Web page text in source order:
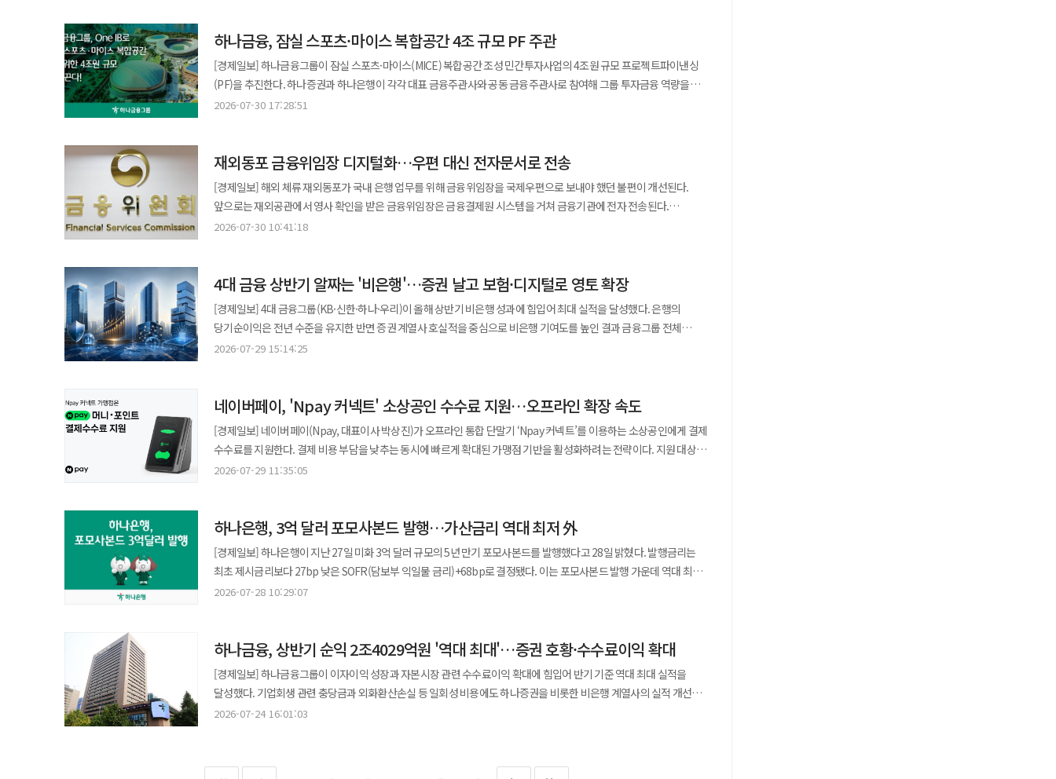
만들어내는 것이 무엇보다 중요하다"고 말했다. 이어 "하반기에는 청년, 소상공인, 취약계층에 대한 금융 지원의
실효성을 한층 극대화하고 하나금융의 진정성 있는 손님 중심 철학을 바탕으로 포용금융의 그룹 내재화 및 흔들림 없는
실행력 강화에 모든 역량을 집중하겠다"고 덧붙였다.
인프라를 활용한 기술·서비스 실증, 임직원과의 일대일 멘토링 기회가 제공된다. 토스뱅크는 중저신용자 대출 비중을
34%대로 유지하고 있으며 지난 5월 펀드 판매를 위한 금융투자업 본인가를 획득했다. 이번 프로그램을 통해
포용금융과 자산관리 등 주요 사업 분야에서 스타트업과 협업을 확대할 계획이다. 이번 프로그램에는 토스뱅크와 함께
△한국평가데이터 △현대홈쇼핑 △DB손해보험 △LG화학 등이 참여한다. 모집 기간은 오는 30일까지다. 토스뱅크
관계자는 "지난해보다 넓은 분야에서 스타트업과 협업을 추진할 계획"이라며 "유망 스타트업과 상생하며 실질적인
프로그램을 운영하며 취약계층 아동 3684명에게 총 6억원을 지원했다. 올해 사업이 마무리되면 누적 참여 인원은
4600명을 넘어설 전망이다. 이번 사업에는 코레일 철도공익복지재단과 초록우산, 전주한지협동조합이 함께 참여한다.
신협재단은 사업 기획과 운영비를 지원하고 코레일 철도공익복지재단은 열차 전용칸을 제공한다. 초록우산은 참여
아동 선정과 사례관리를, 전주한지협동조합은 전통문화 체험 프로그램 운영을 맡는다. 신협재단은 전주한지와
전통문화를 직접 보고 느끼며 또래 친구들과 소중한 추억을 쌓길 바란다"며 "앞으로도 미래세대의 건강한 성장을 돕는
실질적인 지원을 지속하겠다"고 말했다. ◆ 하나은행, 농어업인 대상 '하나 농어업인 우대통장' 출시 하나은행이 외국인
근로자를 고용 중인 농어업 경영주를 위한 ‘하나 농어업인 우대통장’을 출시했다고 31일 밝혔다. 이번 상품은 농어업에
2.0% 금리를 적용한다. 우대금리는 매일 최종 잔액 가운데 200만원 이하 금액에 적용된다. 하나은행은 농어업인과
외국인 고객의 금융 접근성을 높이기 위해 '움직이는 하나은행' 외국인 전용 서비스도 운영한다. 이정현 하나은행
외환사업단 상무는 "고령화와 인력 부족으로 어려움을 겪는 농어업 경영주에게 외국인 근로자 고용은 생존과 직결된
문제"라며 "이번 상품을 통해 농어업 경영주에게 실질적인 도움을 드리고 포용금융과 상생을 지속 실천해 나가겠다"고
말했다.
이상과 60개월 만기 상품은 연 2.15%에서 2.40%로 오른다. '369정기예금'의 12개월 만기 금리는 연 2.20%에서
2.45%로 0.25%p 인상된다. '행복Knowhow 연금예금' 금리도 오른다. 1년 만기 상품은 연 2.20%에서 2.45%로,
2년과 3년 만기 상품은 각각 연 2.30%에서 2.55%로 상향된다. '고단위플러스'와 일반 정기예금 기본금리도 가입
기간과 이자 지급 방식에 따라 각각 0.25%p 오른다. 시장성 예금인 표지어음 금리도 0.25%p씩 인상된다. 90일 미만
상품은 연 1.80%에서 2.05%로, 365일 상품은 2.10%에서 2.35%로 조정된다. 적립식 예금 금리는 상품별로
따라 0.20~0.30%p 인상된다. 7개월 이상 13개월 미만 상품은 연 1.50%에서 1.80%로, 13개월 이상 25개월 미만
상품은 1.60%에서 1.90%로 조정된다.
하나금융, 잠실 스포츠·마이스 복합공간 4조 규모 PF 주관
[경제일보] 하나금융그룹이 잠실 스포츠·마이스(MICE) 복합공간 조성 민간투자사업의 4조원 규모 프로젝트파이낸싱
(PF)을 추진한다. 하나증권과 하나은행이 각각 대표 금융주관사와 공동 금융주관사로 참여해 그룹 투자금융 역량을
결집한다는 계획이다. 30일 하나금융에 따르면 하나증권과 하나은행은 '잠실 스포츠·마이스 복합공간 조성
한화 건설부문이 대표사를 맡고 건설·운영·재무적투자자 등이 출자자로 참여한다. 하나금융은 한화 건설부문,
아이파크현대산업개발 등과 함께 '3H 컨소시엄'을 구성해 지난 2021년 12월 우선협상대상자로 선정됐다. 이후 약
4년7개월 만에 이번 실시협약이 체결됐다. 이번 사업은 잠실종합운동장 일대 약 35만㎡ 부지에 △전시·컨벤션시설 △
돔 야구장 △스포츠콤플렉스 △숙박·상업·업무시설 등을 조성하는 민간투자사업이다. 하나금융은 그룹 차원의 생산적
·투자금융 실행을 위해 추진 중인 'One IB' 전략에 맞춰 하나증권과 하나은행의 금융 역량을 결합하기로 했다.
참여하며 현재 금융조달을 위한 대주단 구성을 완료했다. 하나금융은 향후 실시계획 승인 등 관련 절차에 맞춰 사업
단계별 금융지원을 이어갈 예정이다. 이번 사업은 대규모 장기 프로젝트인 만큼 금융구조 설계와 PF 금융조달이 핵심
역할이 될 전망이다. 강성묵 하나금융그룹 부회장은 "이번 사업은 하나증권과 하나은행이 각사의 전문성을 바탕으로
시너지를 창출한 대표적인 One IB 협업 사례"라며 "앞으로도 그룹의 투자금융 역량을 유기적으로 연계해 대규모
민간투자사업의 안정적인 추진을 지원하겠다"고 밝혔다.
2026-07-30 17:28:51
재외동포 금융위임장 디지털화…우편 대신 전자문서로 전송
[경제일보] 해외 체류 재외동포가 국내 은행 업무를 위해 금융위임장을 국제우편으로 보내야 했던 불편이 개선된다.
앞으로는 재외공관에서 영사 확인을 받은 금융위임장은 금융결제원 시스템을 거쳐 금융기관에 전자 전송된다.
재외동포청·금융위원회가 디지털 영사인증 금융위임장 서비스를 시작한다고 30일 밝혔다. 그동안 재외동포가 국내
제기돼 왔다. 앞으로는 재외동포가 365민원포털에서 금융위임장을 신청한 뒤 재외공관을 방문해 영사 확인을 받으면
된다. 확인된 금융위임장은 재외동포청과 금융결제원 시스템을 통해 해당 금융기관으로 전자 전송된다. 국내 대리인은
위임장 원본을 전달받지 않아도 문서확인번호와 위임인의 생년월일을 확인해 금융 업무를 처리할 수 있다. 국제우편
발송이나 원본 서류 도착 대기 절차가 사라지면서 업무 처리 시간과 비용 부담이 줄어들 것으로 보인다. 서비스 이용
절차는 △365민원포털 접속 △재외공관 방문과 영사 인증 △문서확인번호·생년월일 대리인 전송 △대리인의 은행
검증한 뒤 금융거래 업무를 수행한다. 도입 전에는 위임장 발급 사실 확인만 가능하고 위변조 여부 검증이 어려웠으나
전자문서 전송 방식으로 바뀌면서 검증 절차도 강화된다. 이번 서비스는 지난 5월 △재외동포청 △금융위원회 △
금융결제원 △금융사가 체결한 디지털 영사인증 금융위임장 서비스 구축 업무협약의 첫 성과다. 참여 기관은 △
신한은행 △기업은행 △하나은행 △국민은행 △농협은행 △부산은행 △우정사업본부 등 7곳이다. 우리은행과
경남은행, iM뱅크 등 3곳은 하반기 참여할 예정이다. 재외동포청은 앞으로 참여 금융기관을 확대하고 디지털 영사
2026-07-30 10:41:18
4대 금융 상반기 알짜는 '비은행'…증권 날고 보험·디지털로 영토 확장
[경제일보] 4대 금융그룹(KB·신한·하나·우리)이 올해 상반기 비은행 성과에 힘입어 최대 실적을 달성했다. 은행의
당기순이익은 전년 수준을 유지한 반면 증권 계열사 호실적을 중심으로 비은행 기여도를 높인 결과 금융그룹 전체
순익은 10% 가까이 성장했다. 29일 업계에 따르면 4대 금융그룹의 올해 상반기 당기순이익은 11조3392억원으로 전년
이들 금융그룹의 실적 개선은 비은행 계열사 당기순이익이 급증한 영향으로 풀이된다. 주력 사업인 은행 계열사의
실적은 전년과 비슷한 수준을 유지했으나 증권 계열사 실적이 크게 성장했다. 올해 상반기 4대 금융 계열 은행의
당기순이익은 8조1780억원으로 전년 동기(8조972억원) 대비 1% 증가하는 데 그쳤다. 은행별 당기순이익 증가율도
금융그룹 전체 증가율보다 낮았다. 반면 비은행 계열사의 당기순이익은 뚜렷한 증가세를 보이며 기여도를 끌어올렸다.
금융그룹별 비은행 이익 비중은 KB금융이 44%로 가장 높았다. 신한금융은 약 35%로 뒤를 이었고 우리금융과
(3389억원) 대비 135% 증가했다. 국내외 주식 거래대금 확대와 자산관리(WM), 세일즈앤트레이딩(S&T) 부문 실적
개선이 영향을 미쳤다. 신한투자증권의 당기순이익은 5777억원으로 전년 동기(2589억원)보다 123.1% 늘었다.
주식시장 거래대금 증가에 따른 위탁매매 수수료 확대와 금융상품 판매, 투자은행(IB) 부문 성장이 실적을 끌어올렸다.
하나증권은 같은 기간 당기순이익 2731억원을 기록하며 전년 동기(1068억원) 대비 155.7% 증가했다. 4대 금융 계열
높아지고 있다. KB금융은 이미 다른 금융그룹 대비 규모를 갖춘 손해보험·생명보험 계열사를 운영 중이다. 신한금융은
손해보험 포트폴리오 보강을 검토하고 있으며 우리금융은 동양생명과 ABL생명 편입 효과를 본격화하고 있다. 다만
실적 면에서는 대부분 부진했다. 올해 상반기 신한라이프·KB라이프·하나생명·동양생명 등 4개 주요 생명보험사의
2026-07-29 15:14:25
네이버페이, 'Npay 커넥트' 소상공인 수수료 지원…오프라인 확장 속도
[경제일보] 네이버페이(Npay, 대표이사 박상진)가 오프라인 통합 단말기 ‘Npay 커넥트’를 이용하는 소상공인에게 결제
수수료를 지원한다. 결제 비용 부담을 낮추는 동시에 빠르게 확대된 가맹점 기반을 활성화하려는 전략이다. 지원 대상은
국세청 기준 영세·중소 등급에 해당하는 Npay 커넥트 가맹점이다. 오는 8월 3일부터 12월 31일까지 QR과 삼성페이,
대상이다. 가맹점은 별도로 신청할 필요가 없다. 환급액은 월 단위로 산정해 다음 달 15일 Npay 커넥트에 등록된
BC카드 정산계좌로 지급한다. Npay 커넥트는 카드와 QR, 간편결제, NFC, 안면인식 결제 등을 하나의 기기에서
처리하는 오프라인 통합 단말기다. 결제 단계에서 매장 쿠폰을 적용하고 결제가 끝난 뒤에는 네이버 리뷰 작성으로
연결한다. 미니 키오스크로도 활용할 수 있다. 지난해 11월 출시된 Npay 커넥트는 올해 6월 가맹점 10만개를 넘어섰다.
네이버페이에 따르면 출시 후 7개월 만의 성과로, 최근 3개월 동안에만 5만2000개 가맹점이 추가됐다. 이번 수수료
연결해 소비자의 매장 방문과 재방문 데이터를 확보하고, 소상공인은 고객 관리와 매장 홍보에 이를 활용하는 구조를
확대하고 있다. 금융 지원도 결합하고 있다. 네이버페이는 중소상공인희망재단과 노후 결제 단말기 교체를 지원하고
있으며 서울신용보증재단·하나은행과 함께 서울 지역 Npay 커넥트 가맹점에 보증부 대출을 제공하고 있다.
소상공인을 대상으로 한 Npay 수수료 지원은 올해 들어 네 번째다. 설 연휴와 가정의 달, 여름 휴가철에 이어 이번에는
연말까지 지원 기간을 넓혔다. 네이버페이 관계자는 “소상공인이 Npay 커넥트를 통해 매장 경쟁력과 사업 성장 효과를
리뷰·쿠폰 기능 활용이 유지되는지에 따라 평가될 전망이다.
2026-07-29 11:35:05
하나은행, 3억 달러 포모사본드 발행…가산금리 역대 최저 外
[경제일보] 하나은행이 지난 27일 미화 3억 달러 규모의 5년 만기 포모사본드를 발행했다고 28일 밝혔다. 발행금리는
최초 제시금리보다 27bp 낮은 SOFR(담보부 익일물 금리)+68bp로 결정됐다. 이는 포모사본드 발행 가운데 역대 최저
가산금리다. 채권은 5년 만기 변동금리부채권(FRN)으로 발행됐다. 포모사본드는 해외 발행기관이 대만 자본시장에서
6월 4억달러 규모의 포모사본드를 발행한 이후 약 7년 만이다. 하나은행은 앞으로도 외화 조달 수단을 다변화할
계획이다. 하나은행 관계자는 "글로벌 금융시장의 변동성이 확대된 상황에서도 포모사본드 시장에서 역대 최저
가산금리로 외화를 조달할 수 있었던 것은 하나은행에 대한 글로벌 투자자들의 높은 신뢰가 있었기 때문"이라며
"앞으로도 적극적인 투자자 소통과 정교한 발행 전략을 통해 외화 조달 수단을 다변화해 나가겠다"고 말했다. ◆
IBK기업은행, 비대면 전용 'I-포켓몬 체크카드' 출시 IBK기업은행이 비대면 전용 상품인 'I-포켓몬 체크카드'를
2026-07-28 10:29:07
하나금융, 상반기 순익 2조4029억원 '역대 최대'…증권 호황·수수료이익 확대
[경제일보] 하나금융그룹이 이자이익 성장과 자본시장 관련 수수료이익 확대에 힘입어 반기 기준 역대 최대 실적을
달성했다. 기업회생 관련 충당금과 외화환산손실 등 일회성 비용에도 하나증권을 비롯한 비은행 계열사의 실적 개선이
순이익 증가를 이끌었다. 24일 하나금융 경영 실적 발표에 따르면 올해 2분기 연결 기준 당기순이익은
(2조9822억원)보다 8.9% 늘었다. 하나금융의 실적 개선은 이자이익과 수수료이익을 합한 핵심이익이 확대된
2026-07-24 16:01:03